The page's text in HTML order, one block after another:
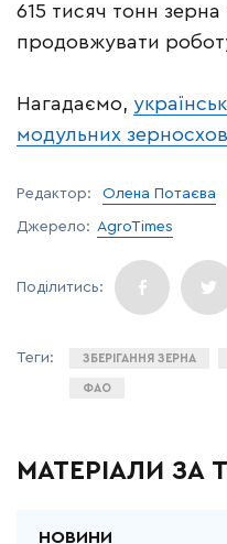
615 тисяч тонн
продовжувати
Нагадаємо,
модульних
Редактор: Олена Потаєва
Джерело: AgroTimes
ЗБЕРІГАННЯ ЗЕРНА
ФАО
МАТЕРІАЛИ ЗА